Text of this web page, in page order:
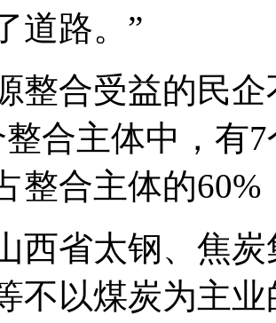
道路。”
整合受益的民
合主体中，有
整合主体的60%
西省太钢、焦
不以煤炭为主